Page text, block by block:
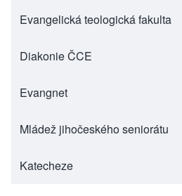
Evangelická teologická fakulta
(opens in new tab)
Diakonie ČCE
(opens in new tab)
Evangnet
(opens in new tab)
Mládež jihočeského seniorátu
(opens in new tab)
Katecheze
(opens in new tab)